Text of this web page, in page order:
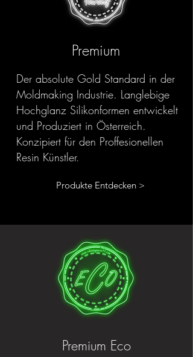
Premium
Der absolute Gold Standard in der
Moldmaking Industrie. Langlebige
Hochglanz Silikonformen entwickelt
und Produziert in Österreich.
Konzipiert für den Proffesionellen
Resin Künstler.
Produkte Entdecken >
Premium Eco